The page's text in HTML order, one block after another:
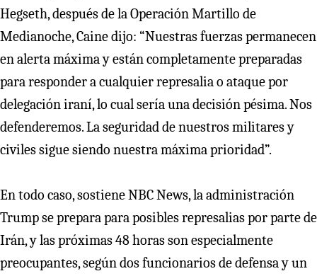
Hegseth, después de la Operación Martillo de
Medianoche, Caine dijo: “Nuestras fuerzas permanecen
en alerta máxima y están completamente preparadas
para responder a cualquier represalia o ataque por
delegación iraní, lo cual sería una decisión pésima. Nos
defenderemos. La seguridad de nuestros militares y
civiles sigue siendo nuestra máxima prioridad”.
En todo caso, sostiene NBC News, la administración
Trump se prepara para posibles represalias por parte de
Irán, y las próximas 48 horas son especialmente
preocupantes, según dos funcionarios de defensa y un